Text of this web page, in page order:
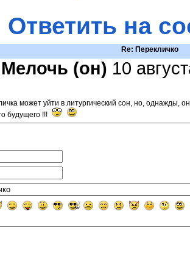
Ответить на
Re: Перекличко
Мелочь (он) 10
может уйти в литургический сон, но, однажды,
будущего !!!